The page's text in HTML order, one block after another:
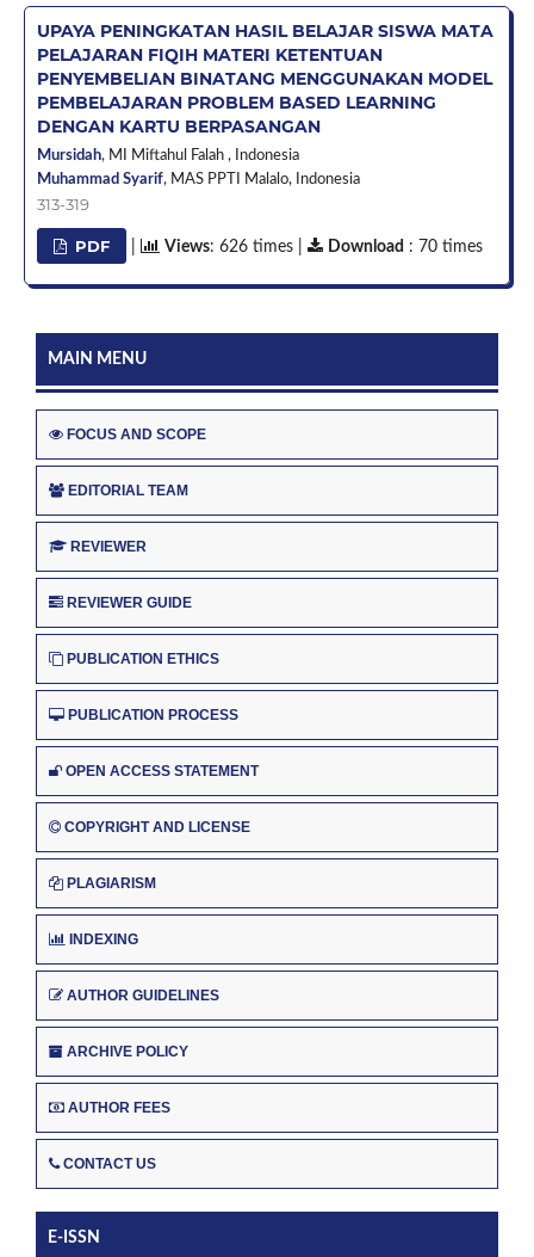
UPAYA PENINGKATAN HASIL BELAJAR SISWA MATA
PELAJARAN FIQIH MATERI KETENTUAN
PENYEMBELIAN BINATANG MENGGUNAKAN MODEL
PEMBELAJARAN PROBLEM BASED LEARNING
DENGAN KARTU BERPASANGAN
Mursidah, MI Miftahul Falah ,
Indonesia
Muhammad Syarif, MAS PPTI Malalo, Indonesia
313-319
PDF Views: 626 times | Download : 70 times
MAIN MENU
FOCUS AND SCOPE
EDITORIAL TEAM
REVIEWER
REVIEWER GUIDE
PUBLICATION ETHICS
PUBLICATION PROCESS
OPEN ACCESS STATEMENT
COPYRIGHT AND LICENSE
PLAGIARISM
INDEXING
AUTHOR GUIDELINES
ARCHIVE POLICY
AUTHOR FEES
CONTACT US
E-ISSN